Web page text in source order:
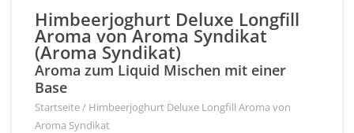
Himbeerjoghurt Deluxe Longfill
Aroma von Aroma Syndikat
(Aroma Syndikat)
Aroma zum Liquid Mischen mit einer
Base
Startseite/ Himbeerjoghurt Deluxe Longfill Aroma von
Aroma Syndikat